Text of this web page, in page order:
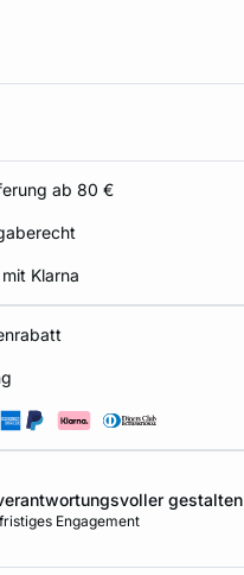
ab 80 €
Klarna
gestalten
Engagement